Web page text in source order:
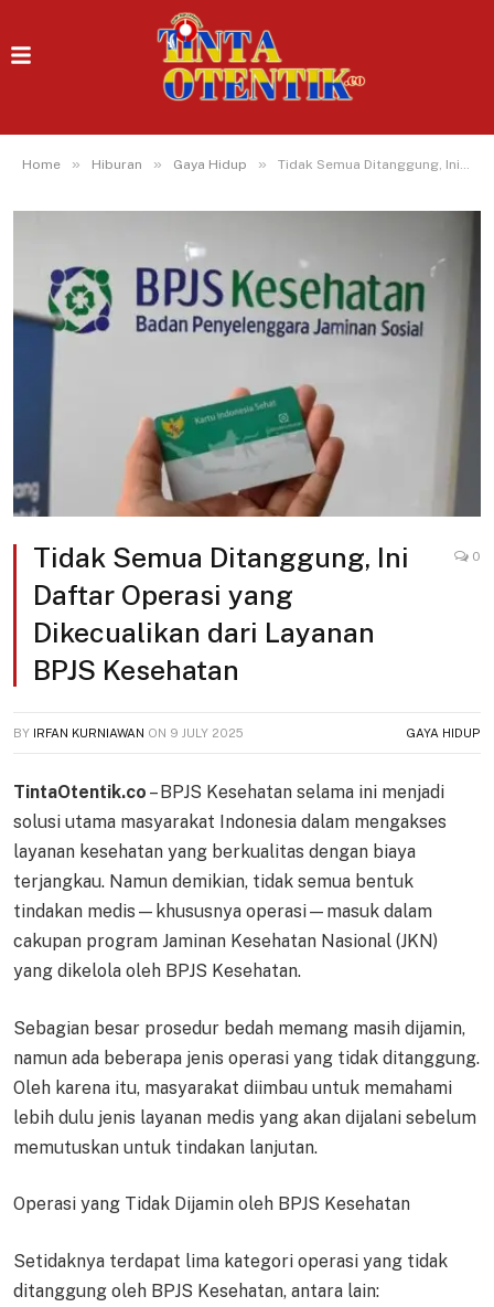
Home » Hiburan » Gaya Hidup » Tidak Semua Ditanggung, Ini Daftar Operasi yang Dikecualikan dari Layanan BPJS Kesehatan
Tidak Semua Ditanggung, Ini
Daftar Operasi yang
Dikecualikan dari Layanan
BPJS Kesehatan
0
BY IRFAN KURNIAWAN ON 9 JULY 2025 GAYA HIDUP
TintaOtentik.co – BPJS Kesehatan selama ini menjadi
solusi utama masyarakat Indonesia dalam mengakses
layanan kesehatan yang berkualitas dengan biaya
terjangkau. Namun demikian, tidak semua bentuk
tindakan medis—khususnya operasi—masuk dalam
cakupan program Jaminan Kesehatan Nasional (JKN)
yang dikelola oleh BPJS Kesehatan.
Sebagian besar prosedur bedah memang masih dijamin,
namun ada beberapa jenis operasi yang tidak ditanggung.
Oleh karena itu, masyarakat diimbau untuk memahami
lebih dulu jenis layanan medis yang akan dijalani sebelum
memutuskan untuk tindakan lanjutan.
Operasi yang Tidak Dijamin oleh BPJS Kesehatan
Setidaknya terdapat lima kategori operasi yang tidak
ditanggung oleh BPJS Kesehatan, antara lain: